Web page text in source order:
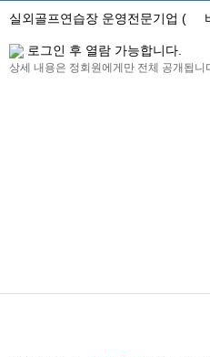
실외골프연습장 운영전문기업 (
로그인 후 열람 가능합니다.
상세 내용은 정회원에게만 전체 공개됩니